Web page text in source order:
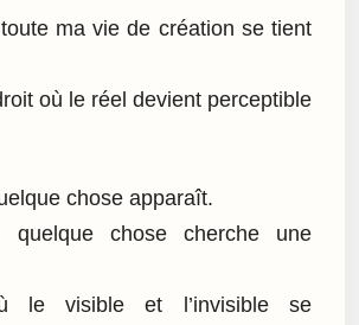
ma vie de création se tient
où le réel devient perceptible
chose apparaît.
chose cherche une
le visible et l’invisible se